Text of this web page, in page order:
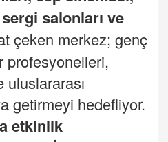
salonları ve
çeken merkez; genç
profesyonelleri,
getirmeyi hedefliyor.
etkinlik